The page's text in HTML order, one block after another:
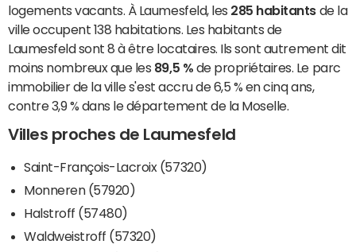
logements vacants. À Laumesfeld, les 285 habitants de la
ville occupent 138 habitations. Les habitants de
Laumesfeld sont 8 à être locataires. Ils sont autrement dit
moins nombreux que les 89,5 % de propriétaires. Le parc
immobilier de la ville s'est accru de 6,5 % en cinq ans,
contre 3,9 % dans le département de la Moselle.
Villes proches de Laumesfeld
Saint-François-Lacroix (57320)
Monneren (57920)
Halstroff (57480)
Waldweistroff (57320)